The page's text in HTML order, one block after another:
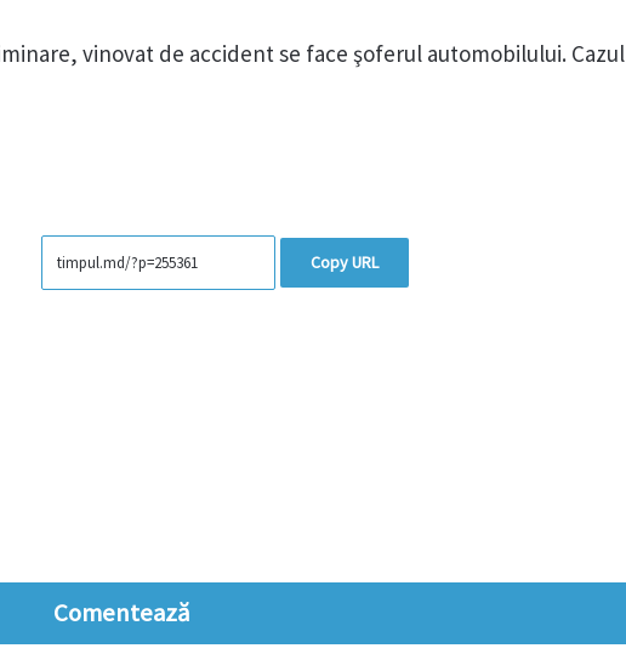
vinovat de accident se face şoferul automobilului. Cazul
Copy URL
Comentează